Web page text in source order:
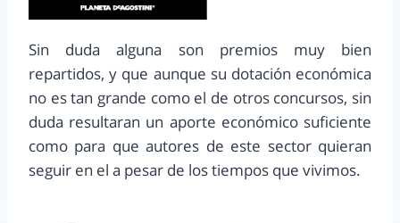
Sin duda alguna son premios muy bien
repartidos, y que aunque su dotación económica
no es tan grande como el de otros concursos, sin
duda resultaran un aporte económico suficiente
como para que autores de este sector quieran
seguir en el a pesar de los tiempos que vivimos.